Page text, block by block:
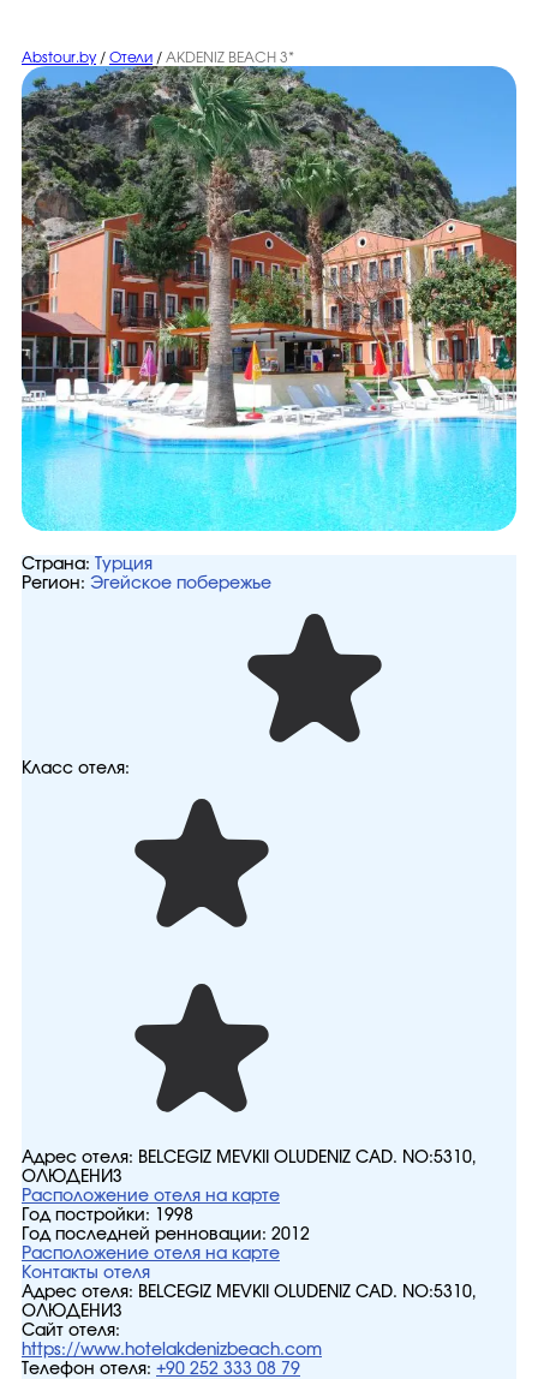
Abstour.by / Отели / AKDENIZ BEACH 3*
Страна:
Турция
Регион: Эгейское побережье
Класс отеля:
Адрес отеля: BELCEGIZ MEVKII OLUDENIZ CAD. NO:5310,
ОЛЮДЕНИЗ
Расположение отеля на карте
Год постройки:
1998
Год последней ренновации: 2012
Расположение отеля на карте
Контакты отеля
Адрес отеля: BELCEGIZ MEVKII OLUDENIZ CAD. NO:5310,
ОЛЮДЕНИЗ
Сайт отеля:
https://www.hotelakdenizbeach.com
Телефон отеля: +90 252 333 08 79